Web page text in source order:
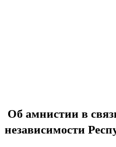
Об амнистии в
независимости